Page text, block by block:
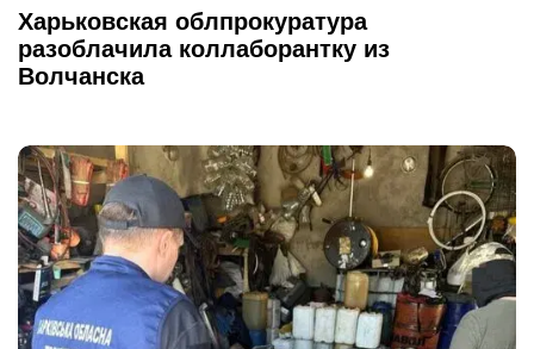
Харьковская облпрокуратура
разоблачила коллаборантку из
Волчанска